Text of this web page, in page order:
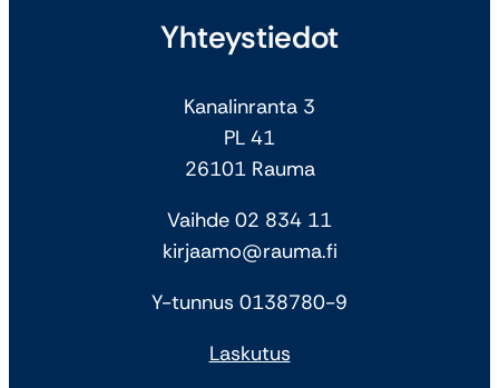
Yhteystiedot
Kanalinranta 3
PL 41
26101 Rauma
Vaihde 02 834 11
kirjaamo@rauma.fi
Y-tunnus 0138780-9
Laskutus